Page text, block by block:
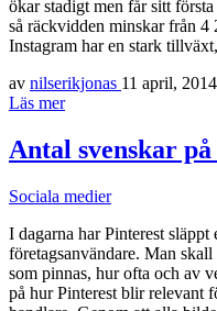
ökar stadigt men får sitt
så räckvidden minskar från
Instagram har en stark
av nilserikjonas 11 april, 2014
Läs mer
Antal svenskar
Sociala medier
I dagarna har Pinterest
företagsanvändare. Man
som pinnas, hur ofta och av
på hur Pinterest blir relevant